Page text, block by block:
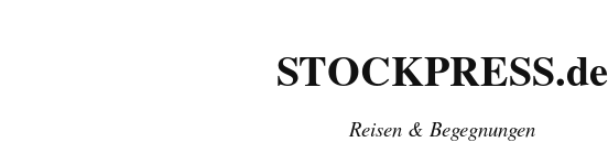
STOCKPRESS.de
Reisen & Begegnungen